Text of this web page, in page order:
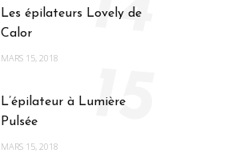
Les épilateurs Lovely de
Calor
MARS 15, 2018
L’épilateur à Lumière
Pulsée
MARS 15, 2018
15